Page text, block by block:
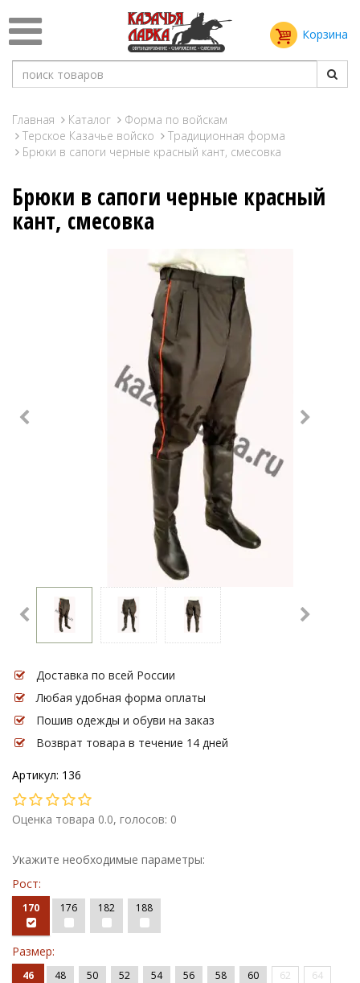
Корзина
Главная Каталог
Форма по войскам
Терское Казачье войско
Традиционная форма
Брюки в сапоги черные красный кант, смесовка
Брюки в сапоги черные красный
кант, смесовка
Доставка по всей России
Любая удобная форма оплаты
Пошив одежды и обуви на заказ
Возврат товара в течение 14 дней
Артикул: 136
Оценка товара 0.0, голосов: 0
Укажите необходимые параметры:
Рост:
170 176 182 188
Размер:
46 48 50 52 54 56 58 60 62 64